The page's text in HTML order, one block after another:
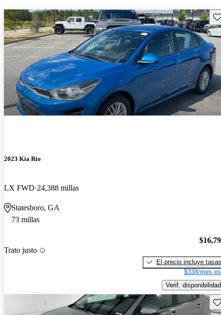
2023 Kia Rio
LX FWD 24,388 millas
Statesboro, GA
73 millas
Trato justo
El precio incluye tasas
$338/mes
Verif. disponibilidad